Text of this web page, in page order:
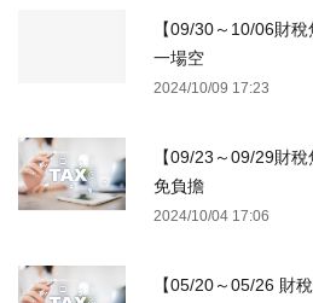
【09/30～10/06財
一場空
2024/10/09 17:23
【09/23～09/29財
免負擔
2024/10/04 17:06
【05/20～05/26 財